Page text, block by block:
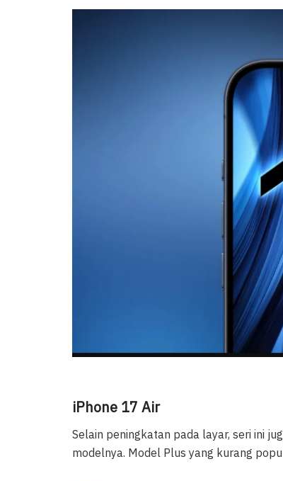
iPhone 17 Air
Selain peningkatan pada layar, seri ini
modelnya. Model Plus yang kurang